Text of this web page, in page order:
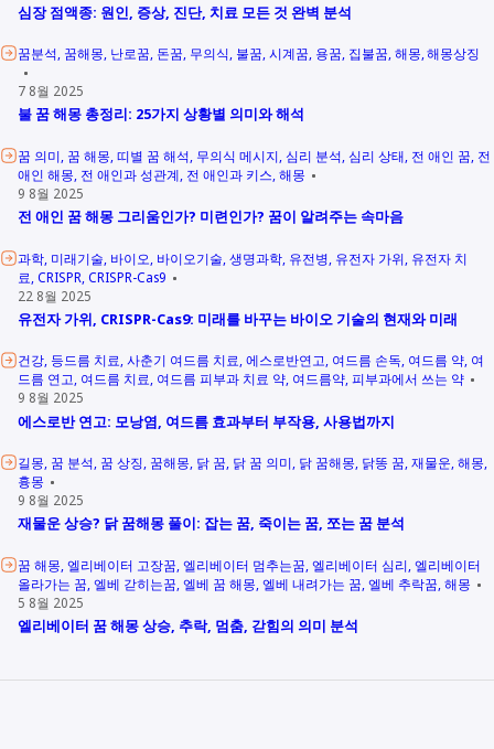
심장 점액종: 원인, 증상, 진단, 치료 모든 것 완벽 분석
꿈분석 꿈해몽 난로꿈 돈꿈 무의식 불꿈 시계꿈 용꿈 집불꿈 해몽 해몽상징
7 8월 2025
불 꿈 해몽 총정리: 25가지 상황별 의미와 해석
꿈 의미 꿈 해몽 띠별 꿈 해석 무의식 메시지 심리 분석 심리 상태 전 애인 꿈 전
애인 해몽 전 애인과 성관계 전 애인과 키스 해몽
9 8월 2025
전 애인 꿈 해몽 그리움인가? 미련인가? 꿈이 알려주는 속마음
과학 미래기술 바이오 바이오기술 생명과학 유전병 유전자 가위 유전자 치
료 CRISPR CRISPR-Cas9
22 8월 2025
유전자 가위, CRISPR-Cas9: 미래를 바꾸는 바이오 기술의 현재와 미래
건강 등드름 치료 사춘기 여드름 치료 에스로반연고 여드름 손독 여드름 약 여
드름 연고 여드름 치료 여드름 피부과 치료 약 여드름약 피부과에서 쓰는 약
9 8월 2025
에스로반 연고: 모낭염, 여드름 효과부터 부작용, 사용법까지
길몽 꿈 분석 꿈 상징 꿈해몽 닭 꿈 닭 꿈 의미 닭 꿈해몽 닭똥 꿈 재물운 해몽
흉몽
9 8월 2025
재물운 상승? 닭 꿈해몽 풀이: 잡는 꿈, 죽이는 꿈, 쪼는 꿈 분석
꿈 해몽 엘리베이터 고장꿈 엘리베이터 멈추는꿈 엘리베이터 심리 엘리베이터
올라가는 꿈 엘베 갇히는꿈 엘베 꿈 해몽 엘베 내려가는 꿈 엘베 추락꿈 해몽
5 8월 2025
엘리베이터 꿈 해몽 상승, 추락, 멈춤, 갇힘의 의미 분석